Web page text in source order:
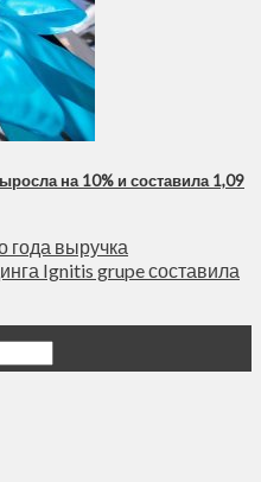
на 10% и составила 1,09
года выручка
Ignitis grupe составила